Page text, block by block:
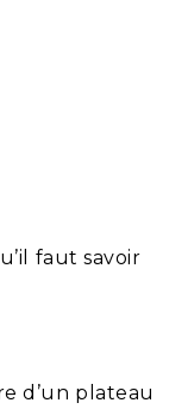
faut savoir
d’un plateau